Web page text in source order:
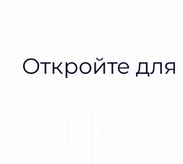
Откройте